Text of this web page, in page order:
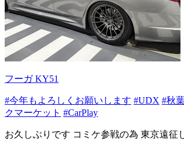
フーガ KY51
#今年もよろしくお願いします #UDX #秋
クマーケット #CarPlay
お久しぶりです コミケ参戦の為 東京遠征